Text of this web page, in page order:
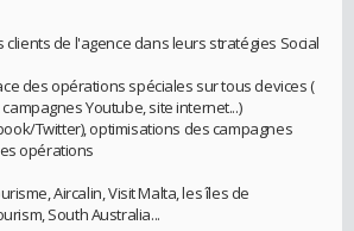
clients de l'agence dans leurs stratégies Social
des opérations spéciales sur tous devices (
Youtube, site internet...)
Twitter), optimisations des campagnes
opérations
Aircalin, Visit Malta, les îles de
South Australia...